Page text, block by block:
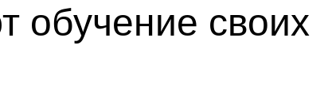
обучение своих